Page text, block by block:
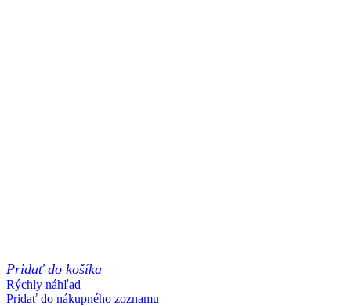
Pridať do košíka
Rýchly náhľad
Pridať do nákupného zoznamu